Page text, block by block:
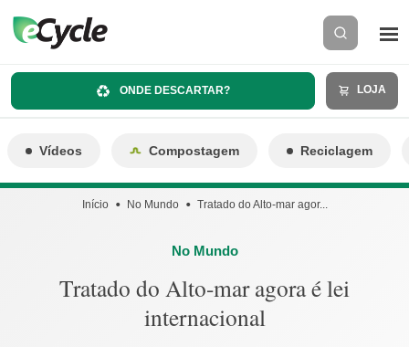
ONDE DESCARTAR? LOJA
Vídeos Compostagem Reciclagem
Início No Mundo Tratado do Alto-mar agor...
No Mundo
Tratado do Alto-mar agora é lei
internacional